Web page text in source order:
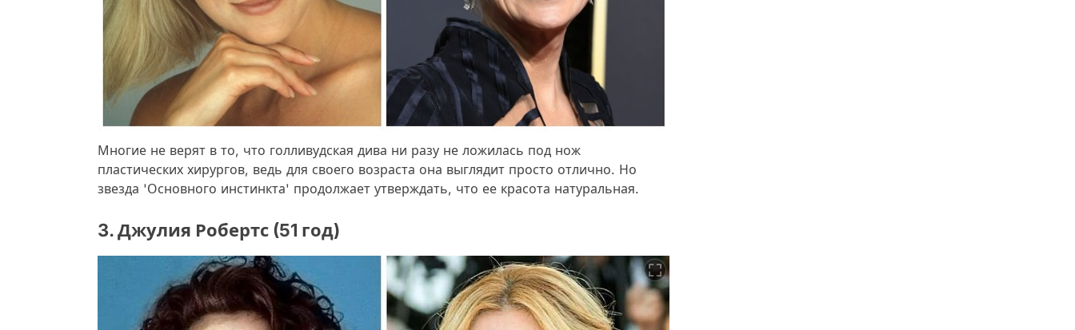
Многие не верят в то, что голливудская дива ни разу не ложилась под нож
пластических хирургов, ведь для своего возраста она выглядит просто отлично. Но
звезда 'Основного инстинкта' продолжает утверждать, что ее красота натуральная.
3. Джулия Робертс (51 год)